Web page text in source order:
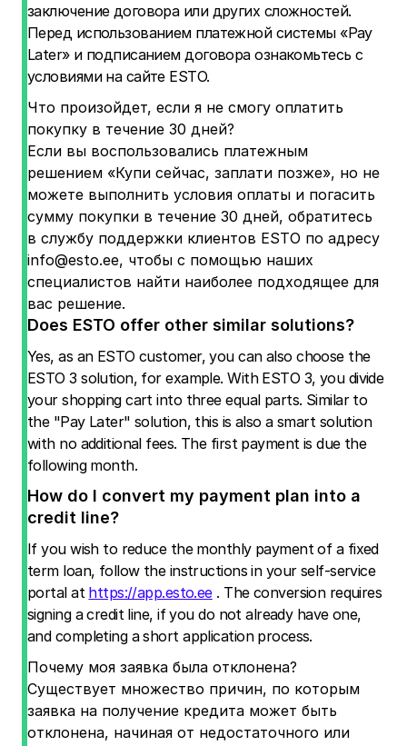
заключение договора или других сложностей.
Перед использованием платежной системы «Pay
Later» и подписанием договора ознакомьтесь с
условиями на сайте ESTO.
Что произойдет, если я не смогу оплатить
покупку в течение 30 дней?
Если вы воспользовались платежным
решением «Купи сейчас, заплати позже», но не
можете выполнить условия оплаты и погасить
сумму покупки в течение 30 дней, обратитесь
в службу поддержки клиентов ESTO по адресу
info@esto.ee, чтобы с помощью наших
специалистов найти наиболее подходящее для
вас решение.
Does ESTO offer other similar solutions?
Yes, as an ESTO customer, you can also choose the
ESTO 3 solution, for example. With ESTO 3, you divide
your shopping cart into three equal parts. Similar to
the "Pay Later" solution, this is also a smart solution
with no additional fees. The first payment is due the
following month.
How do I convert my payment plan into a
credit line?
If you wish to reduce the monthly payment of a fixed
term loan, follow the instructions in your self-service
portal at https://app.esto.ee. The conversion requires
signing a credit line, if you do not already have one,
and completing a short application process.
Почему моя заявка была отклонена?
Существует множество причин, по которым
заявка на получение кредита может быть
отклонена, начиная от недостаточного или